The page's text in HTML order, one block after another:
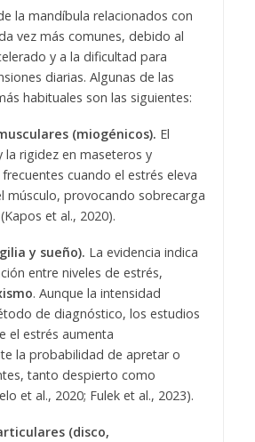
la mandíbula relacionados con
vez más comunes, debido al
y a la dificultad para
diarias. Algunas de las
habituales son las siguientes:
(miogénicos). El
rigidez en maseteros y
cuando el estrés eleva
músculo, provocando sobrecarga
et al., 2020).
y sueño). La evidencia indica
entre niveles de estrés,
. Aunque la intensidad
de diagnóstico, los estudios
el estrés aumenta
la probabilidad de apretar o
tanto despierto como
et al., 2020; Fulek et al., 2023).
(disco,